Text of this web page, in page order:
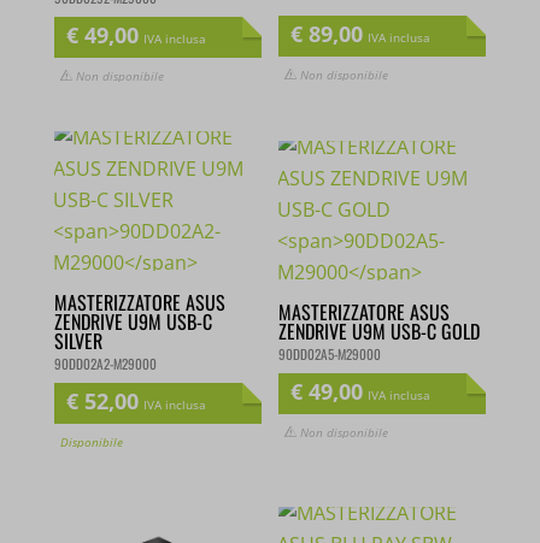
€49,00 IVA inclusa
Non disponibile
€89,00 IVA inclusa
Non disponibile
MASTERIZZATORE ASUS
ZENDRIVE U9M USB-C
SILVER
90DD02A2-M29000
€52,00 IVA inclusa
MASTERIZZATORE ASUS
ZENDRIVE U9M USB-C
GOLD
90DD02A5-M29000
€49,00 IVA inclusa
Non disponibile